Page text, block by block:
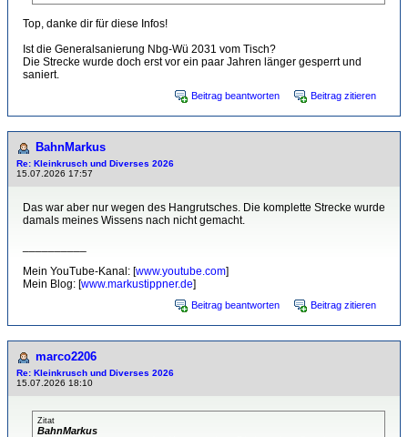
Top, danke dir für diese Infos!
Ist die Generalsanierung Nbg-Wü 2031 vom Tisch?
Die Strecke wurde doch erst vor ein paar Jahren länger gesperrt und
saniert.
Beitrag beantworten Beitrag zitieren
BahnMarkus
Re: Kleinkrusch und Diverses 2026
15.07.2026 17:57
Das war aber nur wegen des Hangrutsches. Die komplette Strecke wurde
damals meines Wissens nach nicht gemacht.
Mein YouTube-Kanal: [www.youtube.com]
Mein Blog: [www.markustippner.de]
Beitrag beantworten Beitrag zitieren
marco2206
Re: Kleinkrusch und Diverses 2026
15.07.2026 18:10
Zitat
BahnMarkus